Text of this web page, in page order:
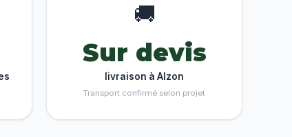
🚚
Sur devis
livraison à Alzon
Transport confirmé selon projet